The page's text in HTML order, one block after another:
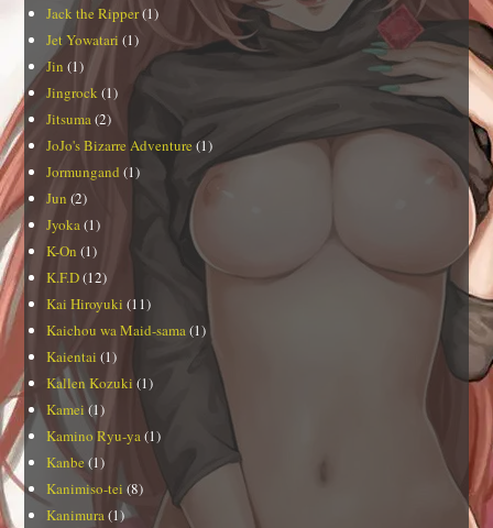
Jack the Ripper(1)
Jet Yowatari (1)
Jin (1)
Jingrock (1)
Jitsuma(2)
JoJo's Bizarre Adventure(1)
Jormungand (1)
Jun (2)
Jyoka(1)
K-On (1)
K.F.D(12)
Kai Hiroyuki (11)
Kaichou wa Maid-sama(1)
Kaientai (1)
Kallen Kozuki (1)
Kamei(1)
Kamino Ryu-ya(1)
Kanbe(1)
Kanimiso-tei (8)
Kanimura(1)